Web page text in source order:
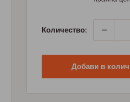
Количество:
Добави в